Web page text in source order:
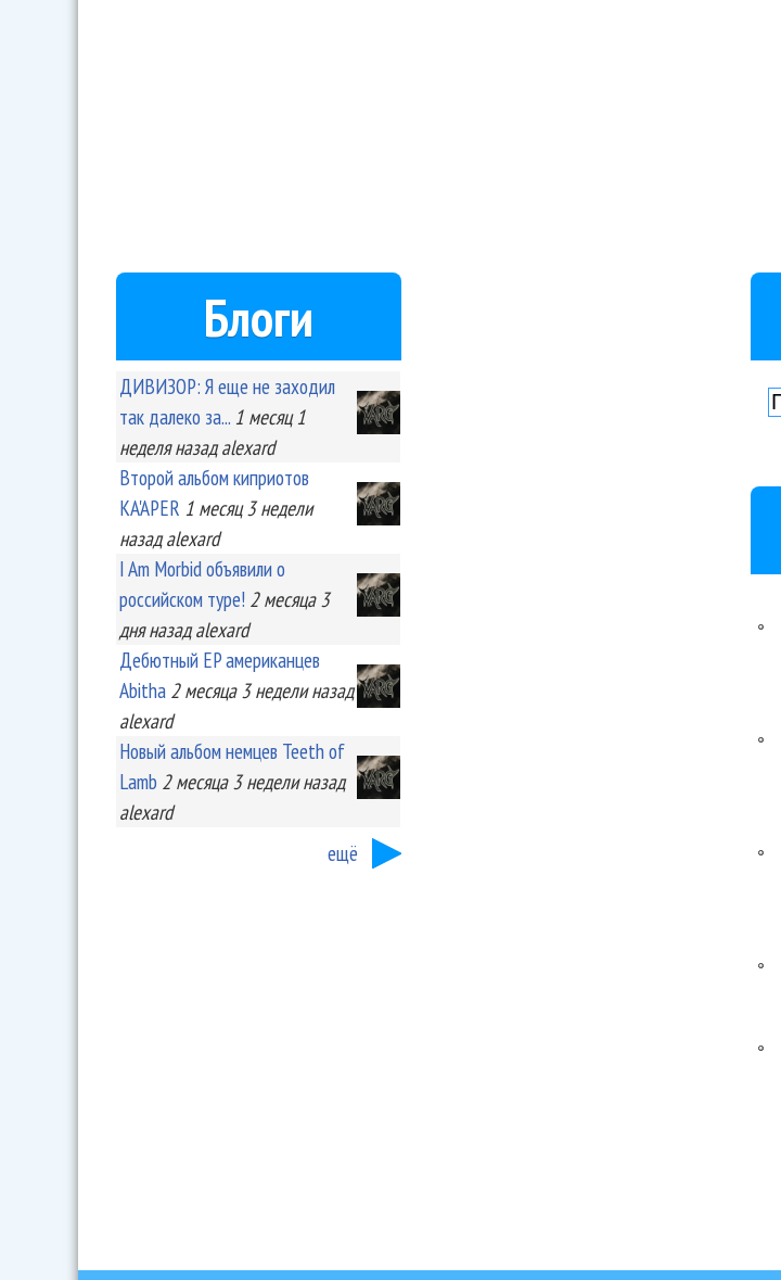
Блоги
ДИВИЗОР: Я еще не заходил
так далеко за... 1 месяц 1
неделяназад alexard
Второй альбом киприотов
KA'APER 1 месяц 3 недели
назад alexard
I Am Morbid объявили о
российском туре! 2 месяца 3
дняназад alexard
Дебютный EP американцев
Abitha 2 месяца 3 неделиназад
alexard
Новый альбом немцев Teeth of
Lamb 2 месяца 3 неделиназад
alexard
ещё